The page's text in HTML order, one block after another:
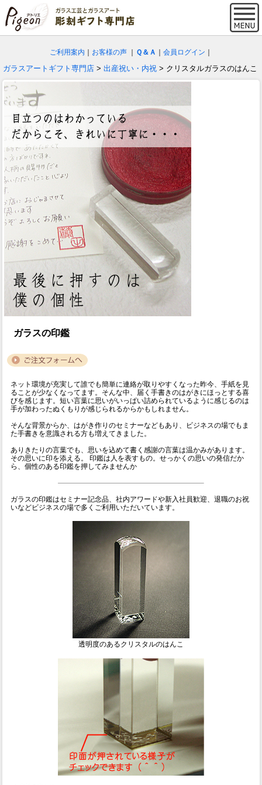
ご利用案内 お客様の声 Ｑ＆Ａ 会員ログイン
ガラスアートギフト専門店 > 出産祝い・内祝 > クリスタルガラスのはんこ
ガラスの印鑑
ネット環境が充実して誰でも簡単に連絡が取りやすくなった昨今、手紙を見
ることが少なくなってます。そんな中、届く手書きのはがきにほっとする喜
びを感じます。短い言葉に思いがいっぱい詰められているように感じるのは
手が加わったぬくもりが感じられるからかもしれません。
そんな背景からか、はがき作りのセミナーなどもあり、ビジネスの場でもま
た手書きを意識される方も増えてきました。
ありきたりの言葉でも、思いを込めて書く感謝の言葉は温かみがあります。
その思いに印を添える。 印鑑は人を表すもの。せっかくの思いの発信だか
ら、個性のある印鑑を押してみませんか
ガラスの印鑑はセミナー記念品、社内アワードや新入社員歓迎、退職のお祝
いなどビジネスの場で多くご利用いただいています。
透明度のあるクリスタルのはんこ